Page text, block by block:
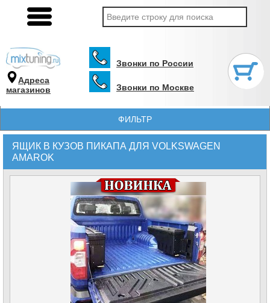
Адреса
магазинов
Звонки по России
Звонки по Москве
ФИЛЬТР
ЯЩИК В КУЗОВ ПИКАПА ДЛЯ VOLKSWAGEN
AMAROK